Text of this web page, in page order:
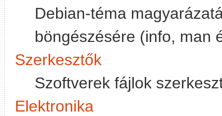
Debian-téma
böngészésére (info, man
Szerkesztők
Szoftverek fájlok
Elektronika